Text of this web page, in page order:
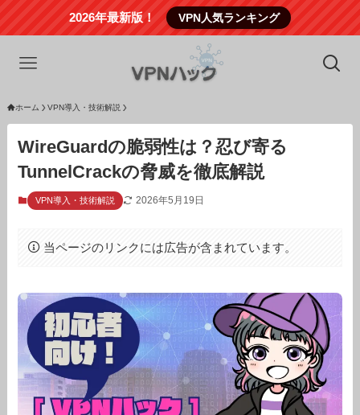
2026年最新版！ VPN人気ランキング
ホーム VPN導入・技術解説
WireGuardの脆弱性は？忍び寄る
TunnelCrackの脅威を徹底解説
VPN導入・技術解説 2026年5月19日
当ページのリンクには広告が含まれています。